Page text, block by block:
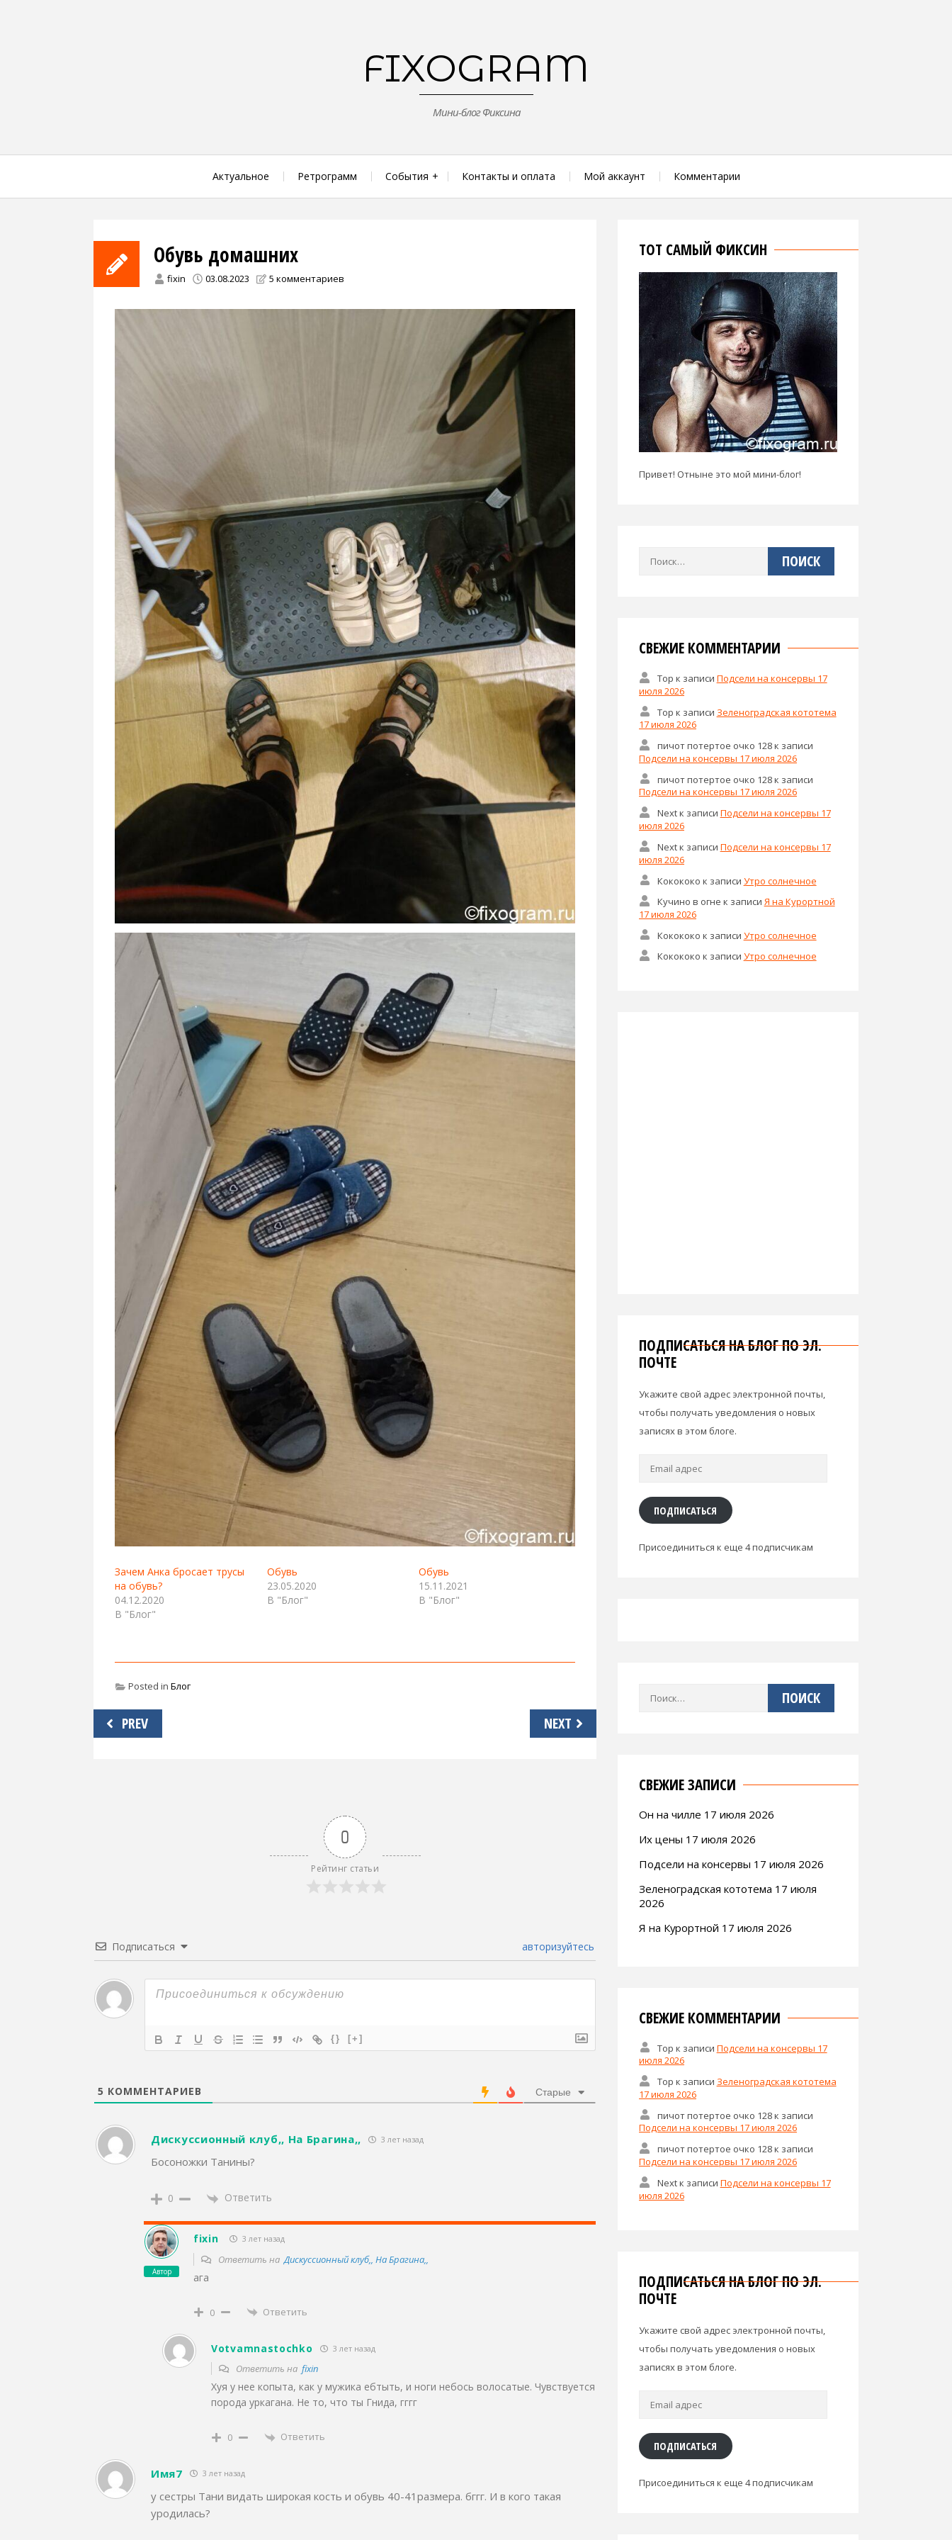
FIXOGRAM
Мини-блог Фиксина
Актуальное Ретрограмм События Контакты и оплата Мой аккаунт Комментарии
Обувь домашних
fixin 03.08.2023 5 комментариев
Зачем Анка бросает трусы
на обувь?
04.12.2020
В "Блог"
Обувь
23.05.2020
В "Блог"
Обувь
15.11.2021
В "Блог"
Posted in Блог
Навигация
по
PREV NEXT
0
Рейтинг статьи
Подписаться авторизуйтесь
{} [+]
5 КОММЕНТАРИЕВ Старые
Дискуссионный клуб,, На Брагина,, 3 лет назад
Босоножки Танины?
0 Ответить
Автор
fixin 3 лет назад
Ответить на Дискуссионный клуб,, На Брагина,,
ага
0 Ответить
Votvamnastochko 3 лет назад
Ответить на fixin
Хуя у нее копыта, как у мужика ебтыть, и ноги небось волосатые. Чувствуется
порода уркагана. Не то, что ты Гнида, гггг
0 Ответить
Имя7 3 лет назад
у сестры Тани видать широкая кость и обувь 40-41размера. бггг. И в кого такая
уродилась?
ТОТ САМЫЙ ФИКСИН
Привет! Отныне это мой мини-блог!
Найти:
СВЕЖИЕ КОММЕНТАРИИ
Тор к записи Подсели на консервы 17
июля 2026
Тор к записи Зеленоградская кототема
17 июля 2026
пичот потертое очко 128к записи
Подсели на консервы 17 июля 2026
пичот потертое очко 128к записи
Подсели на консервы 17 июля 2026
Nextк записи Подсели на консервы 17
июля 2026
Nextк записи Подсели на консервы 17
июля 2026
Кокококо к записи Утро солнечное
Кучино в огне к записи Я на Курортной
17 июля 2026
Кокококо к записи Утро солнечное
Кокококо к записи Утро солнечное
ПОДПИСАТЬСЯ НА БЛОГ ПО ЭЛ.
ПОЧТЕ
Укажите свой адрес электронной почты,
чтобы получать уведомления о новых
записях в этом блоге.
Email
ПОДПИСАТЬСЯ
Присоединиться к еще 4 подписчикам
СВЕЖИЕ ЗАПИСИ
Он на чилле 17 июля 2026
Их цены 17 июля 2026
Подсели на консервы 17 июля 2026
Зеленоградская кототема 17 июля
2026
Я на Курортной 17 июля 2026
СВЕЖИЕ КОММЕНТАРИИ
Тор к записи Подсели на консервы 17
июля 2026
Тор к записи Зеленоградская кототема
17 июля 2026
пичот потертое очко 128к записи
Подсели на консервы 17 июля 2026
пичот потертое очко 128к записи
Подсели на консервы 17 июля 2026
Nextк записи Подсели на консервы 17
июля 2026
ПОДПИСАТЬСЯ НА БЛОГ ПО ЭЛ.
ПОЧТЕ
Укажите свой адрес электронной почты,
чтобы получать уведомления о новых
записях в этом блоге.
ПОДПИСАТЬСЯ
Присоединиться к еще 4 подписчикам